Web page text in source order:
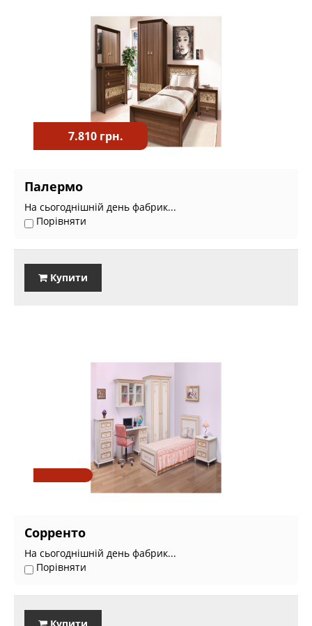
7.810 грн.
Палермо
На сьогоднішній день фабрик...
Порівняти
Купити
Сорренто
На сьогоднішній день фабрик...
Порівняти